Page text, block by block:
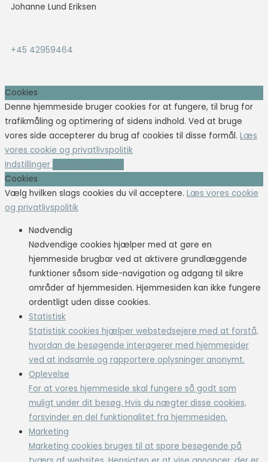
Johanne Lund Eriksen
+45 42959464
Cookies
Denne hjemmeside bruger cookies for at fungere, til brug for
trafikmåling og optimering af sidens indhold. Ved at bruge
vores side accepterer du brug af cookies til disse formål. Læs
vores cookie og privatlivspolitik
Indstillinger
Cookies
Vælg hvilken slags cookies du vil acceptere. Læs vores cookie
og privatlivspolitik
Nødvendig
Nødvendige cookies hjælper med at gøre en
hjemmeside brugbar ved at aktivere grundlæggende
funktioner såsom side-navigation og adgang til sikre
områder af hjemmesiden. Hjemmesiden kan ikke fungere
ordentligt uden disse cookies.
Statistisk
Statistisk cookies hjælper webstedsejere med at forstå,
hvordan de besøgende interagerer med hjemmesider
ved at indsamle og rapportere oplysninger anonymt.
Oplevelse
For at vores hjemmeside skal fungere så godt som
muligt under dit besøg. Hvis du nægter disse cookies,
forsvinder en del funktionalitet fra hjemmesiden.
Marketing
Marketing cookies bruges til at spore besøgende på